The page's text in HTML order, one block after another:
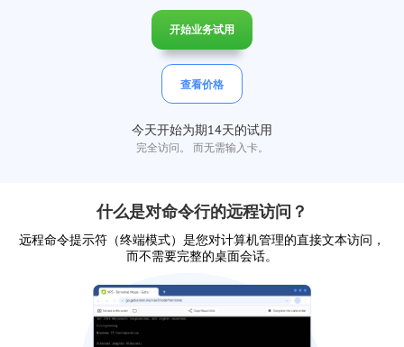
开始业务试用
查看价格
今天开始为期14天的试用
完全访问。 而无需输入卡。
什么是对命令行的远程访问？
远程命令提示符（终端模式）是您对计算机管理的直接文本访问，
而不需要完整的桌面会话。